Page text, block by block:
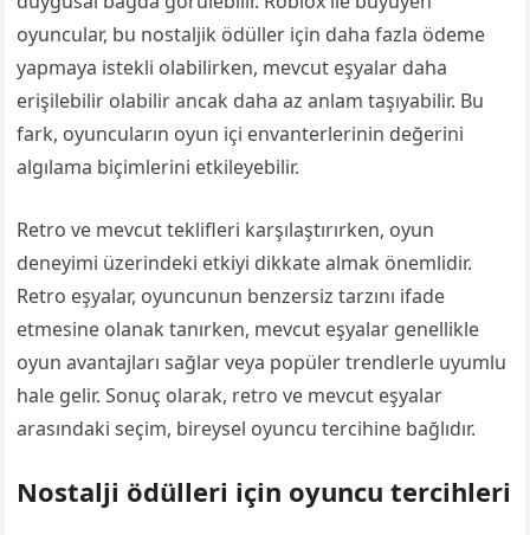
oyuncular, bu nostaljik ödüller için daha fazla ödeme
yapmaya istekli olabilirken, mevcut eşyalar daha
erişilebilir olabilir ancak daha az anlam taşıyabilir. Bu
fark, oyuncuların oyun içi envanterlerinin değerini
algılama biçimlerini etkileyebilir.
Retro ve mevcut teklifleri karşılaştırırken, oyun
deneyimi üzerindeki etkiyi dikkate almak önemlidir.
Retro eşyalar, oyuncunun benzersiz tarzını ifade
etmesine olanak tanırken, mevcut eşyalar genellikle
oyun avantajları sağlar veya popüler trendlerle uyumlu
hale gelir. Sonuç olarak, retro ve mevcut eşyalar
arasındaki seçim, bireysel oyuncu tercihine bağlıdır.
Nostalji ödülleri için oyuncu tercihleri